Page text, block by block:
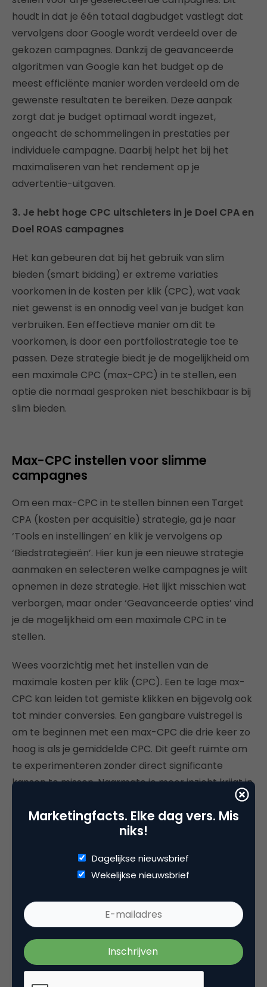
houdt in dat je één totaal dagbudget vastlegt dat
vervolgens door Google wordt verdeeld over de
gekozen campagnes. Dankzij de geavanceerde
algoritmen van Google kan het budget op de
meest efficiënte manier worden verdeeld om de
gewenste resultaten te bereiken. Deze aanpak
zorgt dat je budget optimaal wordt ingezet,
ongeacht de schommelingen in prestaties per
individuele campagne. Daarbij helpt het bij het
maximaliseren van het rendement op je
advertentie-uitgaven.
3. Je hebt hoge CPC uitschieters in je Doel CPA en
Doel ROAS campagnes
Het kan gebeuren dat bij het gebruik van slim
bieden (smart bidding) er extreme variaties
voorkomen in de kosten per klik (CPC), wat vaak
niet gewenst is en onnodig veel van je budget kan
verbruiken. Een effectieve manier om dit te
voorkomen, is door een portfoliostrategie toe te
passen. Deze strategie biedt je de mogelijkheid om
een maximale CPC (max-CPC) in te stellen, een
optie die normaal gesproken niet beschikbaar is bij
slim bieden.
Max-CPC instellen voor slimme
campagnes
Om een max-CPC in te stellen binnen een Target
CPA (kosten per acquisitie) strategie, ga je naar
‘Tools en instellingen’ en klik je vervolgens op
‘Biedstrategieën’. Hier kun je een nieuwe strategie
aanmaken en selecteren welke campagnes je wilt
opnemen in deze strategie. Het lijkt misschien wat
verborgen, maar onder ‘Geavanceerde opties’ vind
je de mogelijkheid om een maximale CPC in te
stellen.
Wees voorzichtig met het instellen van de
maximale kosten per klik (CPC). Een te lage max-
CPC kan leiden tot gemiste klikken en bijgevolg ook
tot minder conversies. Een gangbare vuistregel is
om te beginnen met een max-CPC die drie keer zo
hoog is als je gemiddelde CPC. Dit geeft ruimte om
te experimenteren zonder direct significante
kansen te missen. Naarmate je meer inzicht krijgt in
de prestaties kun je de max-CPC aanpassen om
optimale resultaten te bereiken. Het doel is
uiteindelijk om je resultaten te handhaven of te
omgaat en mogelijk meer uit elke geïnvesteerde
Marketingfacts. Elke dag vers. Mis
niks!
Dagelijkse nieuwsbrief
Wekelijkse nieuwsbrief